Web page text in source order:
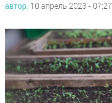
автор, 10 апрель 2023 - 07:27